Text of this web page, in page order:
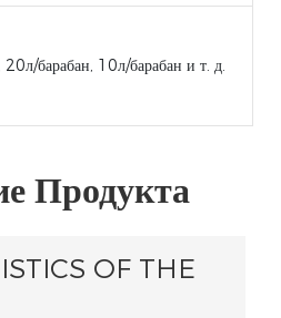
барабан, 10л/барабан и т. д.
Продукта
OF THE